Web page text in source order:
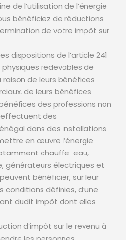
de l’utilisation de l’énergie
bénéficiez de réductions
de votre impôt sur
dispositions de l’article 241
physiques redevables de
raison de leurs bénéfices
de leurs bénéfices
des professions non
des
dans des installations
en œuvre l’énergie
chauffe-eau,
générateurs électriques et
bénéficier, sur leur
définies, d’une
dudit impôt dont elles
d’impôt sur le revenu à